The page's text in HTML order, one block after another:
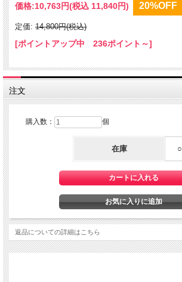
価格:10,763円(税込 11,840円) 20%OFF
定価: 14,800円(税込)
[ポイントアップ中 236ポイント～]
注文
購入数： 個
在庫 ○
返品についての詳細はこちら